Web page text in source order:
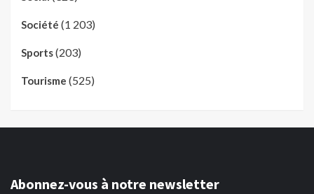
Société (1 203)
Sports(203)
Tourisme (525)
Abonnez-vous à notre newsletter